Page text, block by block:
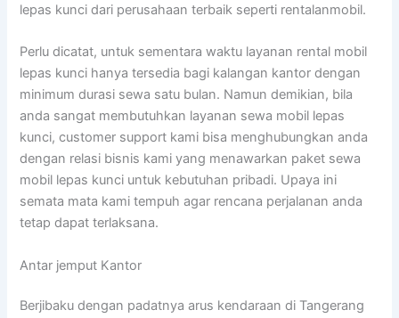
lepas kunci dari perusahaan terbaik seperti rentalanmobil.
Perlu dicatat, untuk sementara waktu layanan rental mobil
lepas kunci hanya tersedia bagi kalangan kantor dengan
minimum durasi sewa satu bulan. Namun demikian, bila
anda sangat membutuhkan layanan sewa mobil lepas
kunci, customer support kami bisa menghubungkan anda
dengan relasi bisnis kami yang menawarkan paket sewa
mobil lepas kunci untuk kebutuhan pribadi. Upaya ini
semata mata kami tempuh agar rencana perjalanan anda
tetap dapat terlaksana.
Antar jemput Kantor
Berjibaku dengan padatnya arus kendaraan di Tangerang